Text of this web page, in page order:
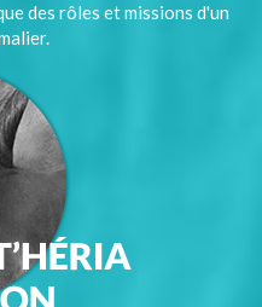
des rôles et missions d'un